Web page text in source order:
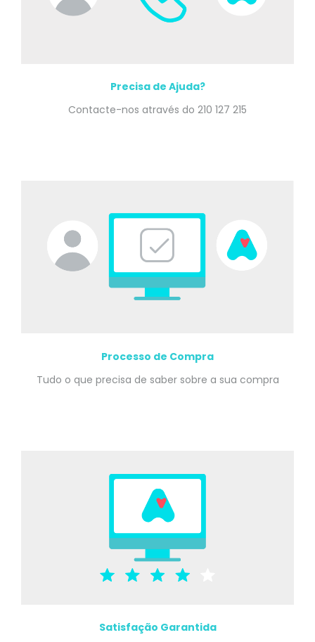
Precisa de Ajuda?
Contacte-nos através do 210 127 215
Processo de Compra
Tudo o que precisa de saber sobre a sua compra
Satisfação Garantida